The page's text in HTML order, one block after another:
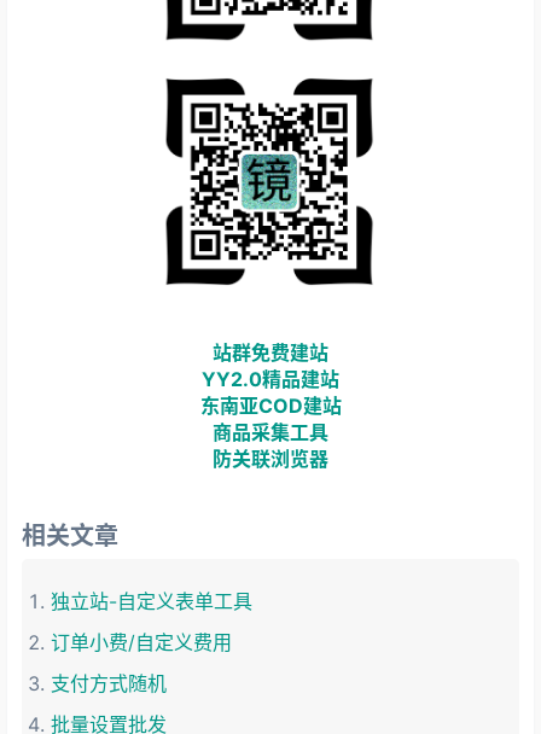
站群免费建站
YY2.0精品建站
东南亚COD建站
商品采集工具
防关联浏览器
相关文章
独立站-自定义表单工具
订单小费/自定义费用
支付方式随机
批量设置批发